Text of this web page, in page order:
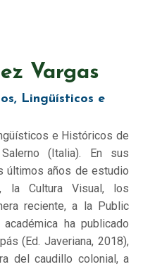
Vargas
Lingüísticos e
e Históricos de
(Italia). En sus
últimos años de estudio
la Cultura Visual, los
reciente, a la Public
ha publicado
(Ed. Javeriana, 2018),
del caudillo colonial, a